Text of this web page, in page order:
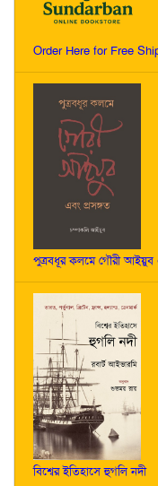
Order Here for Free
পুত্রবধূর কলমে গৌরী আইয়ুব
বিশ্বের ইতিহাসে হুগলি নদী